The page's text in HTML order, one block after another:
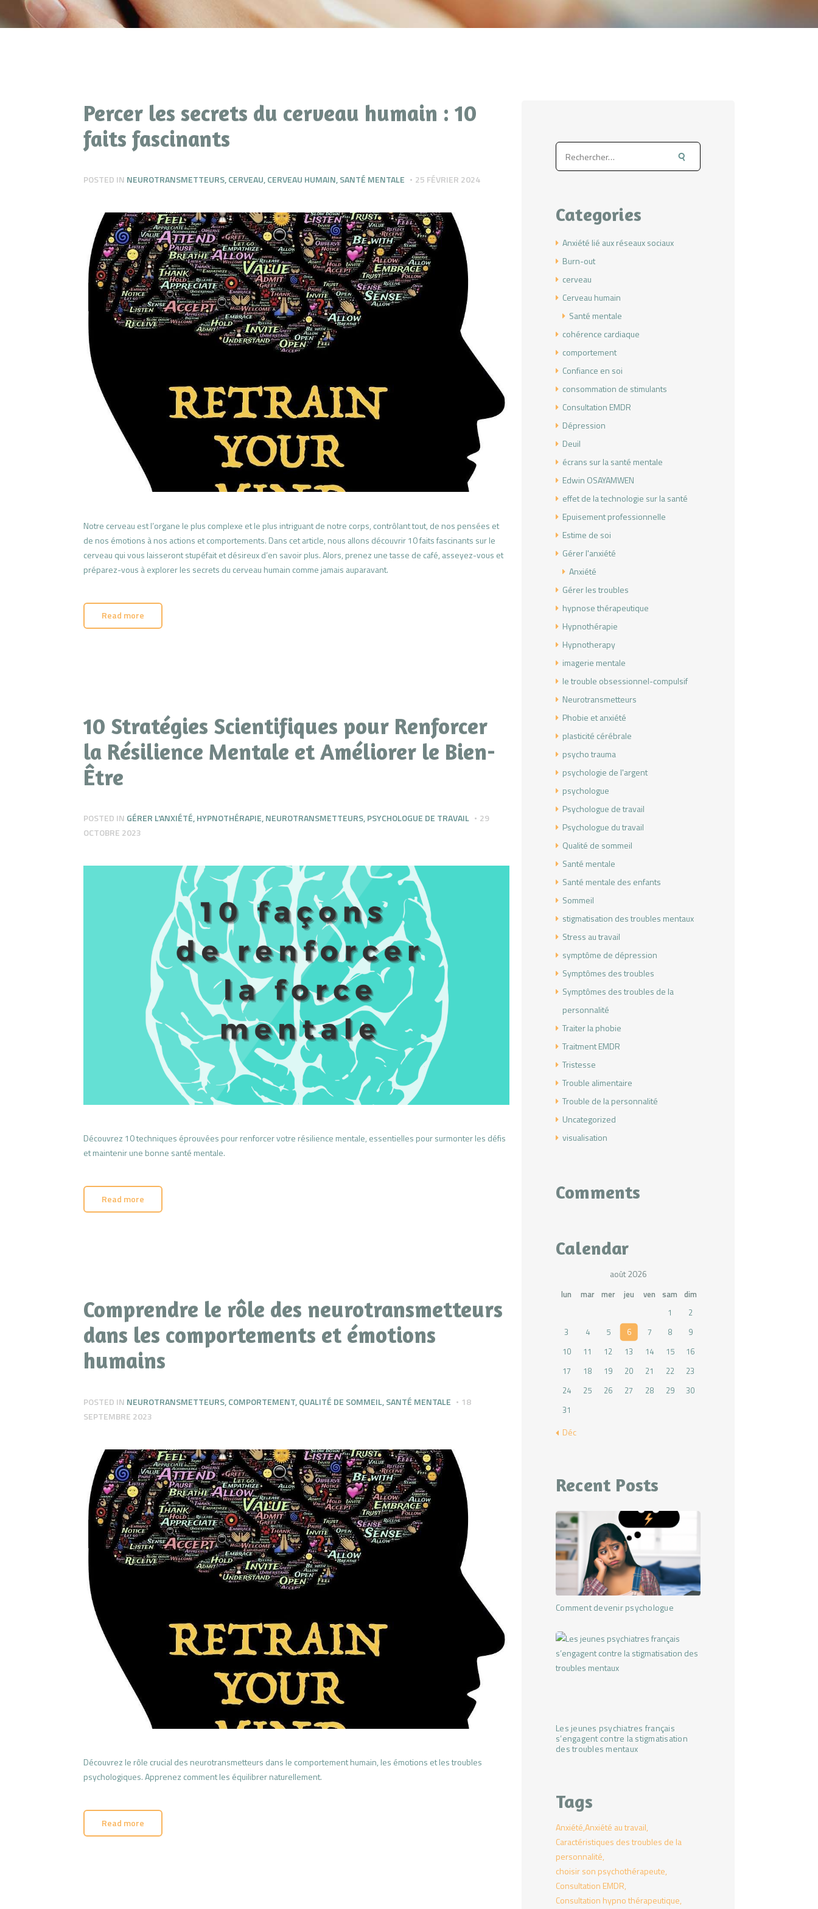
Percer les secrets du cerveau humain : 10
faits fascinants
POSTED IN NEUROTRANSMETTEURS,CERVEAU,CERVEAU HUMAIN,SANTÉ MENTALE 25 FÉVRIER 2024
Notre cerveau est l’organe le plus complexe et le plus intriguant de notre corps, contrôlant tout, de nos pensées et
de nos émotions à nos actions et comportements. Dans cet article, nous allons découvrir 10 faits fascinants sur le
cerveau qui vous laisseront stupéfait et désireux d’en savoir plus. Alors, prenez une tasse de café, asseyez-vous et
préparez-vous à explorer les secrets du cerveau humain comme jamais auparavant.
Read more
10 Stratégies Scientifiques pour Renforcer
la Résilience Mentale et Améliorer le Bien-
Être
POSTED IN GÉRER L'ANXIÉTÉ,HYPNOTHÉRAPIE,NEUROTRANSMETTEURS,PSYCHOLOGUE DE TRAVAIL
29
OCTOBRE 2023
Découvrez 10 techniques éprouvées pour renforcer votre résilience mentale, essentielles pour surmonter les défis
et maintenir une bonne santé mentale.
Read more
Comprendre le rôle des neurotransmetteurs
dans les comportements et émotions
humains
POSTED IN NEUROTRANSMETTEURS,COMPORTEMENT,QUALITÉ DE SOMMEIL,SANTÉ MENTALE
18
SEPTEMBRE 2023
Découvrez le rôle crucial des neurotransmetteurs dans le comportement humain, les émotions et les troubles
psychologiques. Apprenez comment les équilibrer naturellement.
Read more
Rechercher :
Categories
Anxiété lié aux réseaux sociaux
Burn-out
cerveau
Cerveau humain
Santé mentale
cohérence cardiaque
comportement
Confiance en soi
consommation de stimulants
Consultation EMDR
Dépression
Deuil
écrans sur la santé mentale
Edwin OSAYAMWEN
effet de la technologie sur la santé
Epuisement professionnelle
Estime de soi
Gérer l'anxiété
Anxiété
Gérer les troubles
hypnose thérapeutique
Hypnothérapie
Hypnotherapy
imagerie mentale
le trouble obsessionnel-compulsif
Neurotransmetteurs
Phobie et anxiété
plasticité cérébrale
psycho trauma
psychologie de l'argent
psychologue
Psychologue de travail
Psychologue du travail
Qualité de sommeil
Santé mentale
Santé mentale des enfants
Sommeil
stigmatisation des troubles mentaux
Stress au travail
symptôme de dépression
Symptômes des troubles
Symptômes des troubles de la
personnalité
Traiter la phobie
Traitment EMDR
Tristesse
Trouble alimentaire
Trouble de la personnalité
Uncategorized
visualisation
Comments
Calendar
août 2026
lun mar mer jeu ven sam dim
1
2
3
4 5 6 7 8
9
10
11 12 13 14 15
16
17
18 19 20 21 22
23
24
25 26 27 28 29
30
31
« Déc
Recent Posts
Comment devenir psychologue
Les jeunes psychiatres français
s’engagent contre la stigmatisation
des troubles mentaux
Tags
AnxiétéAnxiété au travail
Caractéristiques des troubles de la
personnalité
choisir son psychothérapeute
Consultation EMDR
Consultation hypno thérapeutique